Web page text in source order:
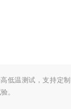
低温测试，支持定
。